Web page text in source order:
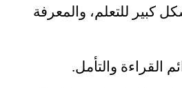
كبير للتعلم، والمعرفة
القراءة والتأمل.